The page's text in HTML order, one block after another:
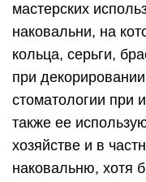
мастерских
наковальни, на
кольца, серьги,
при
стоматологии при
также ее
хозяйстве и в
наковальню, хотя